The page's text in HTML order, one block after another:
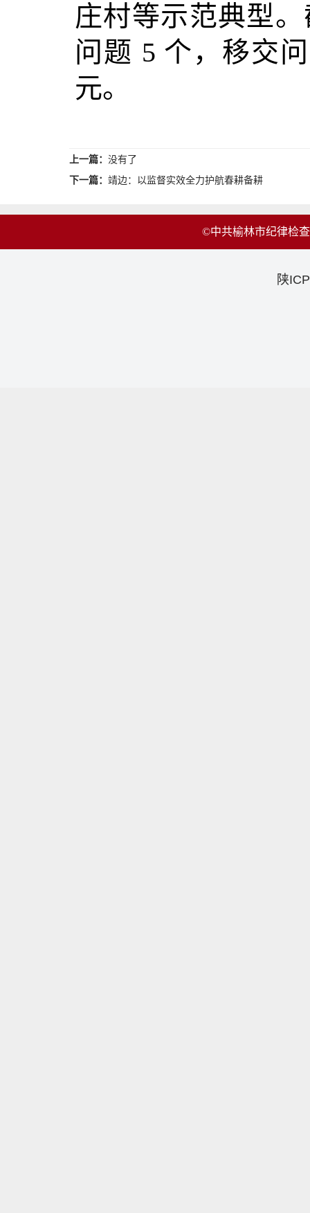
庄村等示范典型
问题 5 个，移交
元。
上一篇： 没有了
下一篇： 靖边：以监督实效全力护航春耕备耕
©中共榆林市纪律检
陕